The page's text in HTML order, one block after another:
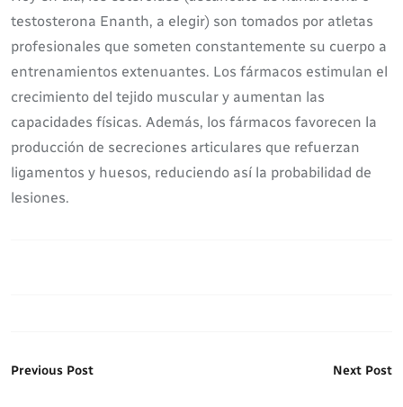
testosterona Enanth, a elegir) son tomados por atletas
profesionales que someten constantemente su cuerpo a
entrenamientos extenuantes. Los fármacos estimulan el
crecimiento del tejido muscular y aumentan las
capacidades físicas. Además, los fármacos favorecen la
producción de secreciones articulares que refuerzan
ligamentos y huesos, reduciendo así la probabilidad de
lesiones.
Previous Post Next Post